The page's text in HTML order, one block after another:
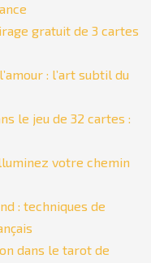
gratuit de 3 cartes
: l’art subtil du
le jeu de 32 cartes :
votre chemin
: techniques de
dans le tarot de